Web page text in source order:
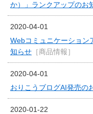
か）」ランクアップのお
2020-04-01
Webコミュニケーション
知らせ ［商品情報］
2020-04-01
おりこうブログAI発売の
2020-01-22